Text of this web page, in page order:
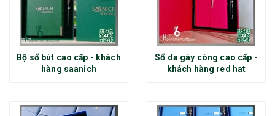
Bộ sổ bút cao cấp - khách
hàng saanich
Sổ da gáy còng cao cấp -
khách hàng red hat